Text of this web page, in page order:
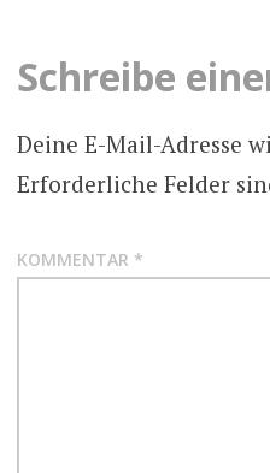
Schreibe
Deine E-Mail-Adresse
Erforderliche Felder
KOMMENTAR *